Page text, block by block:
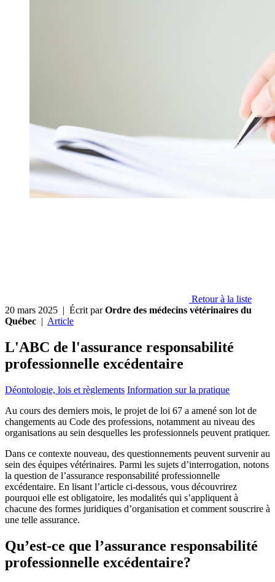
Retour à la liste
20 mars 2025 | Écrit parOrdre des médecins vétérinaires du
Québec | Article
L'ABC de l'assurance responsabilité
professionnelle excédentaire
Déontologie, lois et règlements Information sur la pratique
Au cours des derniers mois, le projet de loi 67 a amené son lot de
changements au Code des professions, notamment au niveau des
organisations au sein desquelles les professionnels peuvent pratiquer.
Dans ce contexte nouveau, des questionnements peuvent survenir au
sein des équipes vétérinaires. Parmi les sujets d’interrogation, notons
la question de l’assurance responsabilité professionnelle
excédentaire. En lisant l’article ci-dessous, vous découvrirez
pourquoi elle est obligatoire, les modalités qui s’appliquent à
chacune des formes juridiques d’organisation et comment souscrire à
une telle assurance.
Qu’est-ce que l’assurance responsabilité
professionnelle excédentaire?